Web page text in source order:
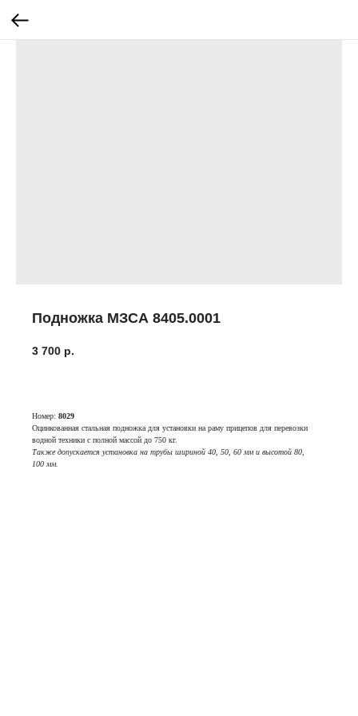
Подножка МЗСА 8405.0001
3 700 р.
Номер: 8029
Оцинкованная стальная подножка для установки на раму прицепов для перевозки
водной техники с полной массой до 750 кг.
Также допускается установка на трубы шириной 40, 50, 60 мм и высотой 80,
100 мм.